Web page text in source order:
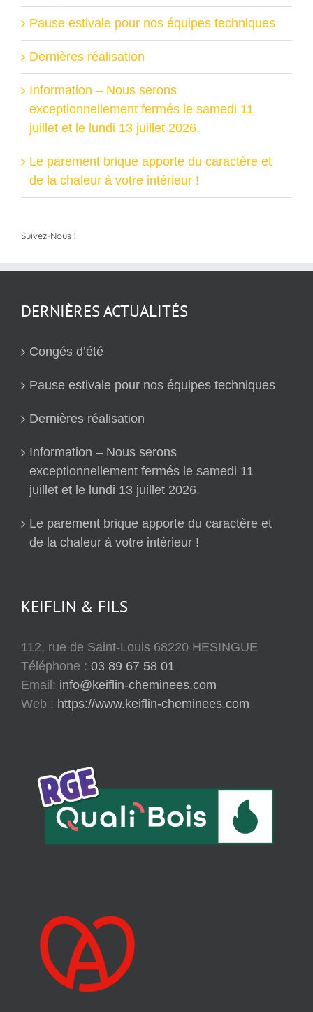
Pause estivale pour nos équipes techniques
Dernières réalisation
Information – Nous serons
exceptionnellement fermés le samedi 11
juillet et le lundi 13 juillet 2026.
Le parement brique apporte du caractère et
de la chaleur à votre intérieur !
Suivez-Nous !
DERNIÈRES ACTUALITÉS
Congés d’été
Pause estivale pour nos équipes techniques
Dernières réalisation
Information – Nous serons
exceptionnellement fermés le samedi 11
juillet et le lundi 13 juillet 2026.
Le parement brique apporte du caractère et
de la chaleur à votre intérieur !
KEIFLIN & FILS
112, rue de Saint-Louis 68220 HESINGUE
Téléphone : 03 89 67 58 01
Email: info@keiflin-cheminees.com
Web : https://www.keiflin-cheminees.com